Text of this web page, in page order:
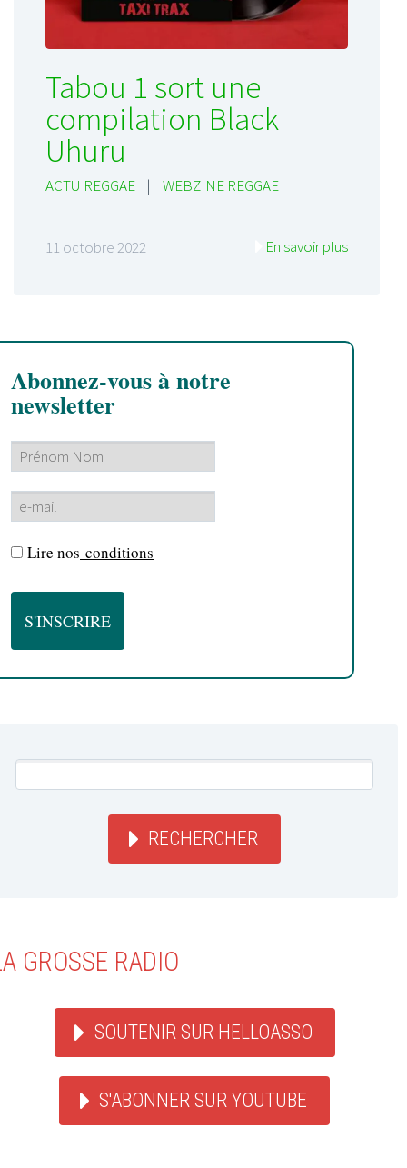
Tabou 1 sort une
compilation Black
Uhuru
ACTU REGGAE | WEBZINE REGGAE
11 octobre 2022 En savoir plus
Abonnez-vous à notre
newsletter
Lire nos conditions
RECHERCHER
GROSSE RADIO
SOUTENIR SUR HELLOASSO
S'ABONNER SUR YOUTUBE